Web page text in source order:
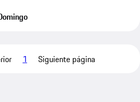
1 Siguiente página